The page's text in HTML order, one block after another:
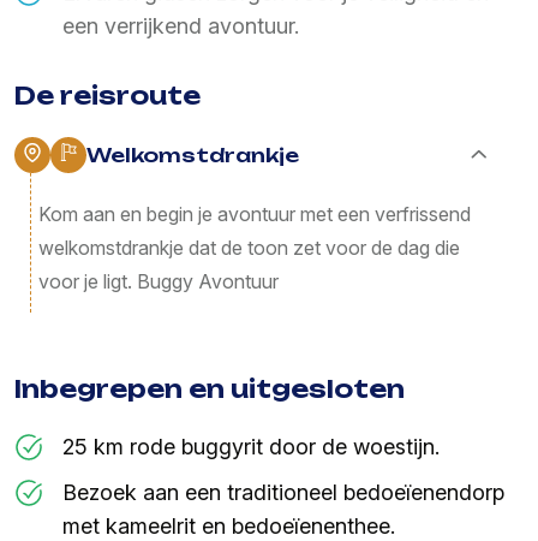
een verrijkend avontuur.
De reisroute
Welkomstdrankje
Kom aan en begin je avontuur met een verfrissend
welkomstdrankje dat de toon zet voor de dag die
voor je ligt. Buggy Avontuur
Inbegrepen en uitgesloten
25 km rode buggyrit door de woestijn.
Bezoek aan een traditioneel bedoeïenendorp
met kameelrit en bedoeïenenthee.